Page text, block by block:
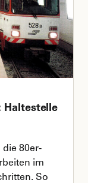
Haltestelle
80er-
im
So